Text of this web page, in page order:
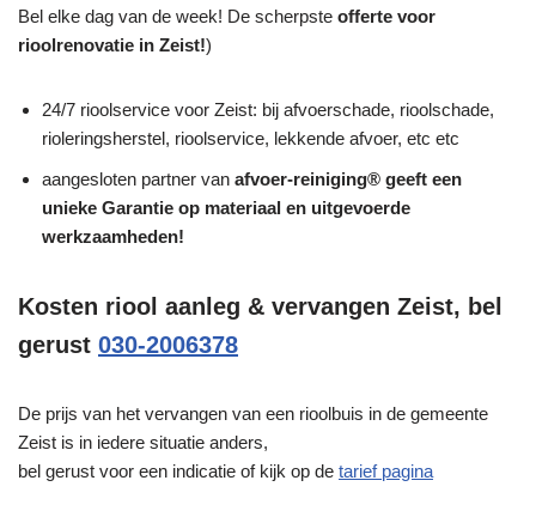
Bel elke dag van de week! De scherpste offerte voor
rioolrenovatie in Zeist!)
24/7 rioolservice voor Zeist: bij afvoerschade, rioolschade,
rioleringsherstel, rioolservice, lekkende afvoer, etc etc
aangesloten partner van afvoer-reiniging® geeft een
unieke Garantie op materiaal en uitgevoerde
werkzaamheden!
Kosten riool aanleg & vervangen Zeist, bel
gerust 030-2006378
De prijs van het vervangen van een rioolbuis in de gemeente
Zeist is in iedere situatie anders,
bel gerust voor een indicatie of kijk op de tarief pagina